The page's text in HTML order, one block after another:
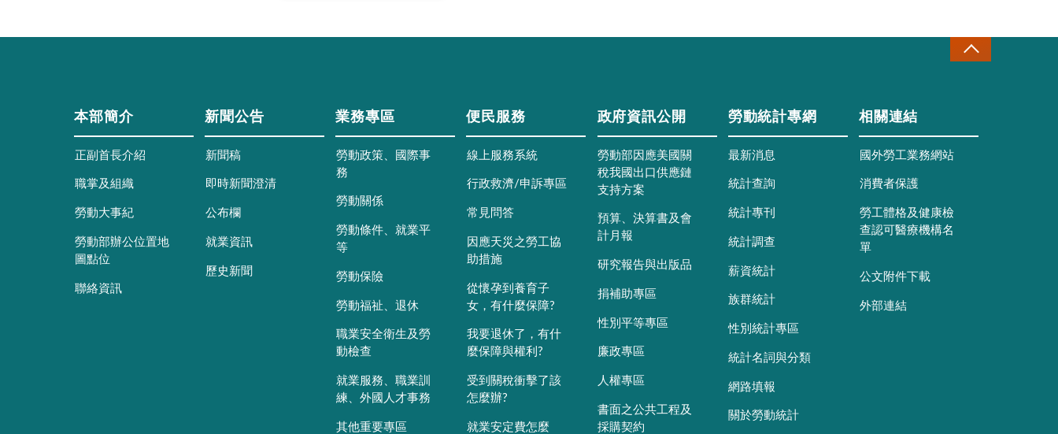
本部簡介
正副首長介紹
職掌及組織
勞動大事紀
勞動部辦公位置地
圖點位
聯絡資訊
新聞公告
新聞稿
即時新聞澄清
公布欄
就業資訊
歷史新聞
業務專區
勞動政策、國際事
務
勞動關係
勞動條件、就業平
等
勞動保險
勞動福祉、退休
職業安全衛生及勞
動檢查
就業服務、職業訓
練、外國人才事務
其他重要專區
便民服務
線上服務系統
行政救濟/申訴專區
常見問答
因應天災之勞工協
助措施
從懷孕到養育子
女，有什麼保障?
我要退休了，有什
麼保障與權利?
受到關稅衝擊了該
怎麼辦?
就業安定費怎麼
政府資訊公開
勞動部因應美國關
稅我國出口供應鏈
支持方案
預算、決算書及會
計月報
研究報告與出版品
捐補助專區
性別平等專區
廉政專區
人權專區
書面之公共工程及
採購契約
勞動統計專網
最新消息
統計查詢
統計專刊
統計調查
薪資統計
族群統計
性別統計專區
統計名詞與分類
網路填報
關於勞動統計
相關連結
國外勞工業務網站
消費者保護
勞工體格及健康檢
查認可醫療機構名
單
公文附件下載
外部連結